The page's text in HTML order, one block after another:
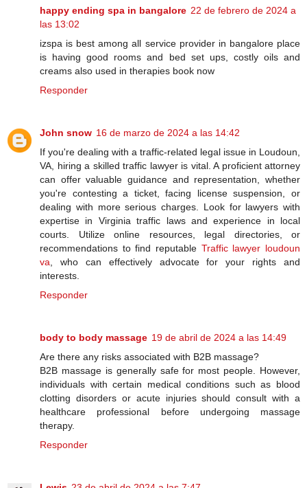
happy ending spa in bangalore 22 de febrero de 2024 a
las 13:02
izspa is best among all service provider in bangalore place
is having good rooms and bed set ups, costly oils and
creams also used in therapies book now
Responder
John snow 16 de marzo de 2024 a las 14:42
If you're dealing with a traffic-related legal issue in Loudoun,
VA, hiring a skilled traffic lawyer is vital. A proficient attorney
can offer valuable guidance and representation, whether
you're contesting a ticket, facing license suspension, or
dealing with more serious charges. Look for lawyers with
expertise in Virginia traffic laws and experience in local
courts. Utilize online resources, legal directories, or
recommendations to find reputable Traffic lawyer loudoun
va , who can effectively advocate for your rights and
interests.
Responder
body to body massage 19 de abril de 2024 a las 14:49
Are there any risks associated with B2B massage?
B2B massage is generally safe for most people. However,
individuals with certain medical conditions such as blood
clotting disorders or acute injuries should consult with a
healthcare professional before undergoing massage
therapy.
Responder